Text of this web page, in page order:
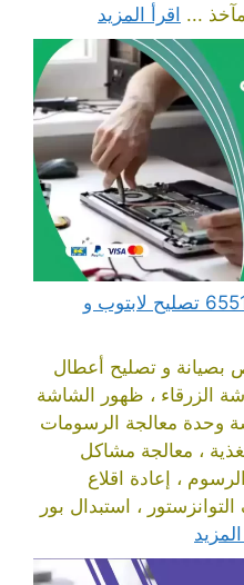
... اقرأ المزيد
مهندس كمبيوتر الزور 65511033 تصليح لابتوب و
بصيانة و تصليح أعطال
الزرقاء ، ظهور الشاشة
وحدة معالجة الرسومات
، معالجة مشاكل
، إعادة اقلاع
، استبدال بور
المزيد